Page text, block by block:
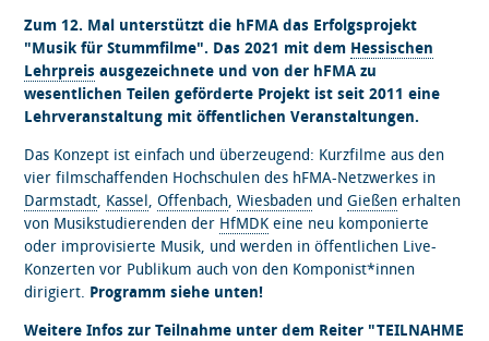
Zum 12. Mal unterstützt die hFMA das Erfolgsprojekt
"Musik für Stummfilme". Das 2021 mit dem Hessischen
Lehrpreis ausgezeichnete und von der hFMA zu
wesentlichen Teilen geförderte Projekt ist seit 2011 eine
Lehrveranstaltung mit öffentlichen Veranstaltungen.
Das Konzept ist einfach und überzeugend: Kurzfilme aus den
vier filmschaffenden Hochschulen des hFMA-Netzwerkes in
Darmstadt, Kassel, Offenbach,Wiesbaden undGießen erhalten
von Musikstudierenden der HfMDK eine neu komponierte
oder improvisierte Musik, und werden in öffentlichen Live-
Konzerten vor Publikum auch von den Komponist*innen
dirigiert. Programm siehe unten!
Weitere Infos zur Teilnahme unter dem Reiter "TEILNAHME